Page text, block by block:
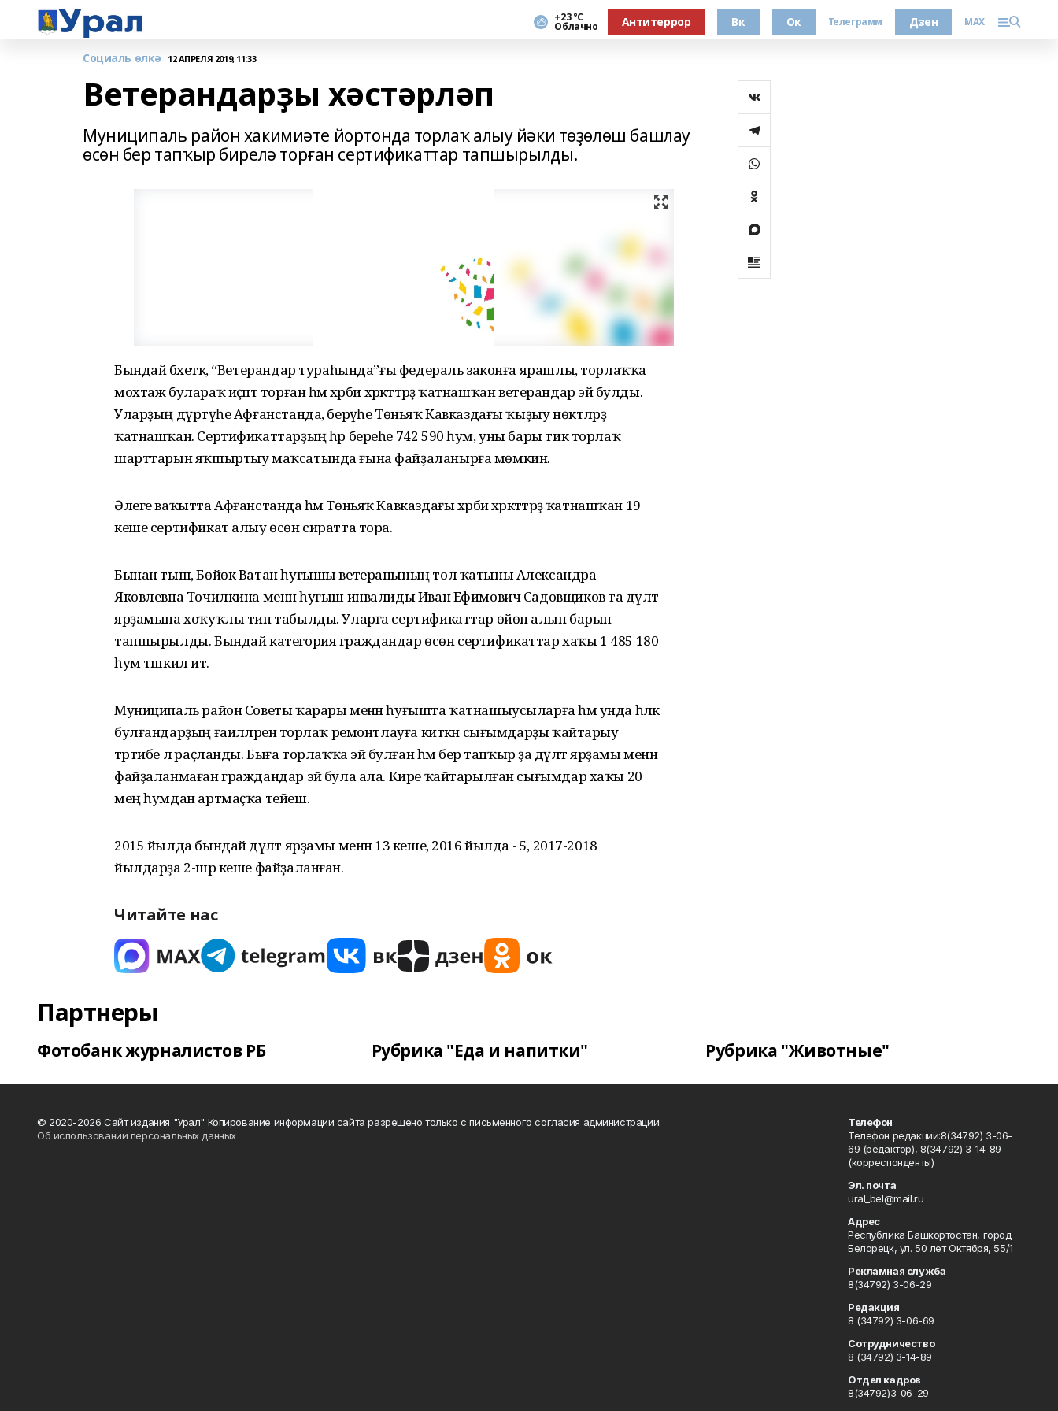
+23 °С
Облачно Антитеррор Вк Ок Телеграмм Дзен MAX
Социаль өлкә 12 АПРЕЛЯ 2019, 11:33
Ветерандарҙы хәстәрләп
Муниципаль район хакимиәте йортонда торлаҡ алыу йәки төҙөлөш башлау
өсөн бер тапҡыр бирелә торған сертификаттар тапшырылды.
Бындай бәхеткә, “Ветерандар тураһында”ғы федераль законға ярашлы, торлаҡҡа
мохтаж булараҡ иҫәптә торған һәм хәрби хәрәкәттәрҙә ҡатнашҡан ветерандар эйә булды.
Уларҙың дүртәүһе Афғанстанда, берәүһе Төньяҡ Кавказдағы ҡыҙыу нөктәләрҙә
ҡатнашҡан. Сертификаттарҙың һәр береһе 742 590 һум, уны бары тик торлаҡ
шарттарын яҡшыртыу маҡсатында ғына файҙаланырға мөмкин.
Әлеге ваҡытта Афғанстанда һәм Төньяҡ Кавказдағы хәрби хәрәкәттәрҙә ҡатнашҡан 19
кеше сертификат алыу өсөн сиратта тора.
Бынан тыш, Бөйөк Ватан һуғышы ветеранының тол ҡатыны Александра
Яковлевна Точилкина менән һуғыш инвалиды Иван Ефимович Садовщиков та дәүләт
ярҙамына хоҡуҡлы тип табылды. Уларға сертификаттар өйөнә алып барып
тапшырылды. Бындай категория граждандар өсөн сертификаттар хаҡы 1 485 180
һум тәшкил итә.
Муниципаль район Советы ҡарары менән һуғышта ҡатнашыусыларға һәм унда һәләк
булғандарҙың ғаиләләренә торлаҡ ремонтлауға киткән сығымдарҙы ҡайтарыу
тәртибе лә раҫланды. Быға торлаҡҡа эйә булған һәм бер тапҡыр ҙа дәүләт ярҙамы менән
файҙаланмаған граждандар эйә була ала. Кире ҡайтарылған сығымдар хаҡы 20
мең һумдан артмаҫҡа тейеш.
2015 йылда бындай дәүләт ярҙамы менән 13 кеше, 2016 йылда - 5, 2017-2018
йылдарҙа 2-шәр кеше файҙаланған.
Читайте нас
Партнеры
Фотобанк журналистов РБ Рубрика "Еда и напитки" Рубрика "Животные"
© 2020-2026 Сайт издания "Урал" Копирование информации сайта разрешено только с письменного согласия администрации.
Об использовании персональных данных
Телефон
Телефон редакции:8(34792) 3-06-
69 (редактор), 8(34792) 3-14-89
(корреспонденты)
Эл. почта
ural_bel@mail.ru
Адрес
Республика Башкортостан, город
Белорецк, ул. 50 лет Октября, 55/1
Рекламная служба
8(34792) 3-06-29
Редакция
8 (34792) 3-06-69
Сотрудничество
8 (34792) 3-14-89
Отдел кадров
8(34792)3-06-29